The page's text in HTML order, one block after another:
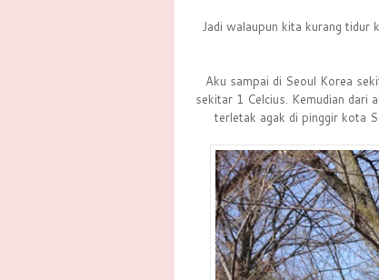
Jadi walaupun kita kurang tidur
Aku sampai di Seoul Korea
sekitar 1 Celcius. Kemudian dari
terletak agak di pinggir kota